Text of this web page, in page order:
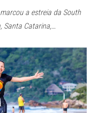
a estreia da South
Santa Catarina,…